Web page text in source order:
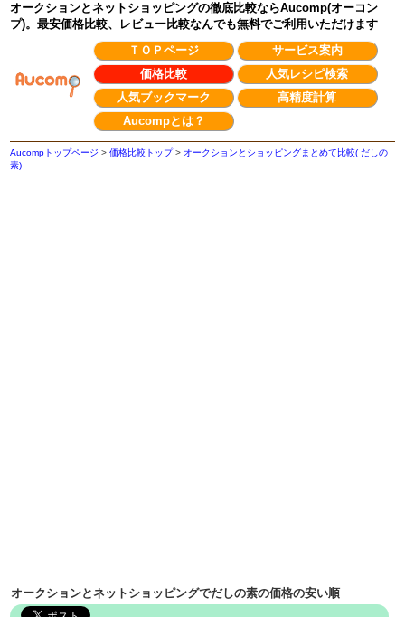
オークションとネットショッピングの徹底比較ならAucomp(オーコン
プ)。最安価格比較、レビュー比較なんでも無料でご利用いただけます
ＴＯＰページ
サービス案内
価格比較
人気レシピ検索
人気ブックマーク
高精度計算
Aucompとは？
Aucompトップページ >価格比較トップ> オークションとショッピングまとめて比較( だしの
素)
オークションとネットショッピングでだしの素の価格の安い順